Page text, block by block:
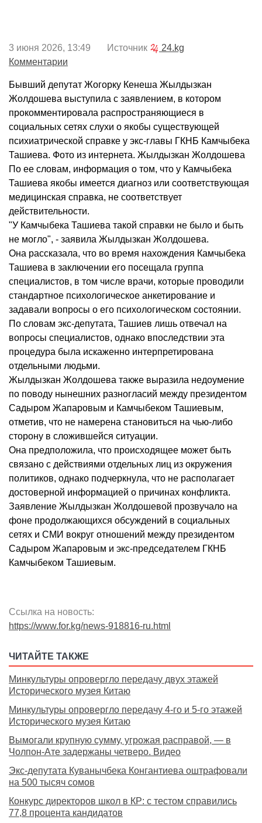
3 июня 2026, 13:49 Источник
24.kg
Комментарии
Бывший депутат Жогорку Кенеша Жылдызкан
Жолдошева выступила с заявлением, в котором
прокомментировала распространяющиеся в
социальных сетях слухи о якобы существующей
психиатрической справке у экс-главы ГКНБ Камчыбека
Ташиева. Фото из интернета. Жылдызкан Жолдошева
По ее словам, информация о том, что у Камчыбека
Ташиева якобы имеется диагноз или соответствующая
медицинская справка, не соответствует
действительности.
"У Камчыбека Ташиева такой справки не было и быть
не могло", - заявила Жылдызкан Жолдошева.
Она рассказала, что во время нахождения Камчыбека
Ташиева в заключении его посещала группа
специалистов, в том числе врачи, которые проводили
стандартное психологическое анкетирование и
задавали вопросы о его психологическом состоянии.
По словам экс-депутата, Ташиев лишь отвечал на
вопросы специалистов, однако впоследствии эта
процедура была искаженно интерпретирована
отдельными людьми.
Жылдызкан Жолдошева также выразила недоумение
по поводу нынешних разногласий между президентом
Садыром Жапаровым и Камчыбеком Ташиевым,
отметив, что не намерена становиться на чью-либо
сторону в сложившейся ситуации.
Она предположила, что происходящее может быть
связано с действиями отдельных лиц из окружения
политиков, однако подчеркнула, что не располагает
достоверной информацией о причинах конфликта.
Заявление Жылдызкан Жолдошевой прозвучало на
фоне продолжающихся обсуждений в социальных
сетях и СМИ вокруг отношений между президентом
Садыром Жапаровым и экс-председателем ГКНБ
Камчыбеком Ташиевым.
Ссылка на новость:
https://www.for.kg/news-918816-ru.html
ЧИТАЙТЕ ТАКЖЕ
Минкультуры опровергло передачу двух этажей
Исторического музея Китаю
Минкультуры опровергло передачу 4-го и 5-го этажей
Исторического музея Китаю
Вымогали крупную сумму, угрожая расправой, — в
Чолпон-Ате задержаны четверо. Видео
Экс-депутата Куванычбека Конгантиева оштрафовали
на 500 тысяч сомов
Конкурс директоров школ в КР: с тестом справились
77,8 процента кандидатов